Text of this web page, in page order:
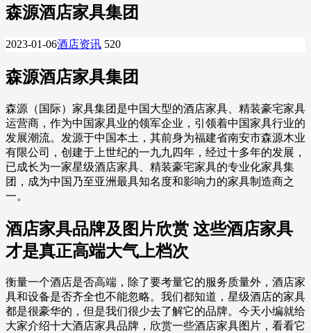
森源酒店家具集团
2023-01-06酒店资讯 520
森源酒店家具集团
森源（国际）家具集团是中国大型的酒店家具、精装豪宅家具
运营商，作为中国家具业的领军企业，引领着中国家具行业的
发展潮流。发源于中国本土，其前身为福建省南安市森源木业
有限公司，创建于上世纪的一九九四年，经过十多年的发展，
已成长为一家星级酒店家具、精装豪宅家具的专业化家具集
团，成为中国乃至亚洲最具知名度和影响力的家具制造商之
一。
酒店家具品牌及图片欣赏 这些酒店家具
才是真正高端大气上档次
衡量一个酒店是否高端，除了要考量它的服务质量外，酒店家
具和设备是否齐全也不能忽略。我们都知道，星级酒店的家具
都是很豪华的，但是我们很少去了解它的品牌。今天小编就给
大家介绍十大酒店家具品牌，欣赏一些酒店家具图片，看看它